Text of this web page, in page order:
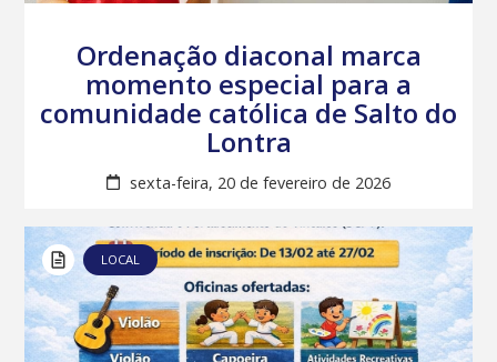
Ordenação diaconal marca
momento especial para a
comunidade católica de Salto do
Lontra
sexta-feira, 20 de fevereiro de 2026
LOCAL